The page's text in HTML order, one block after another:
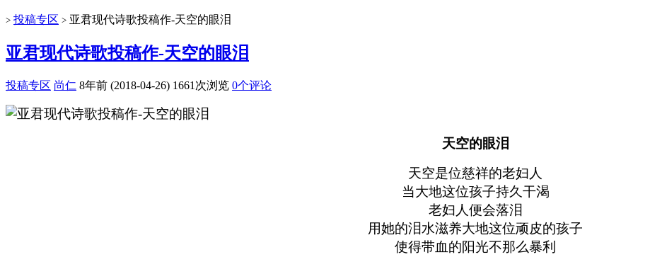
> 投稿专区 > 亚君现代诗歌投稿作-天空的眼泪
亚君现代诗歌投稿作-天空的眼泪
投稿专区 尚仁 8年前 (2018-04-26) 1661次浏览 0个评论
天空的眼泪
天空是位慈祥的老妇人
当大地这位孩子持久干渴
老妇人便会落泪
用她的泪水滋养大地这位顽皮的孩子
使得带血的阳光不那么暴利